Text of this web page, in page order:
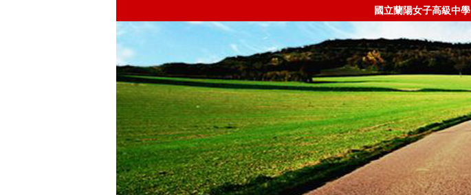
國立蘭陽女子高級中學